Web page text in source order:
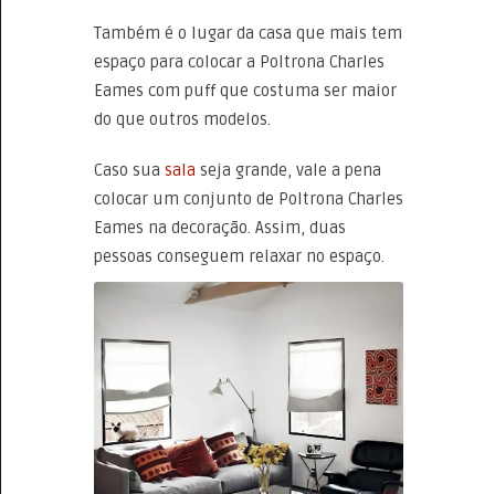
Também é o lugar da casa que mais tem
espaço para colocar a Poltrona Charles
Eames com puff que costuma ser maior
do que outros modelos.
Caso sua sala seja grande, vale a pena
colocar um conjunto de Poltrona Charles
Eames na decoração. Assim, duas
pessoas conseguem relaxar no espaço.